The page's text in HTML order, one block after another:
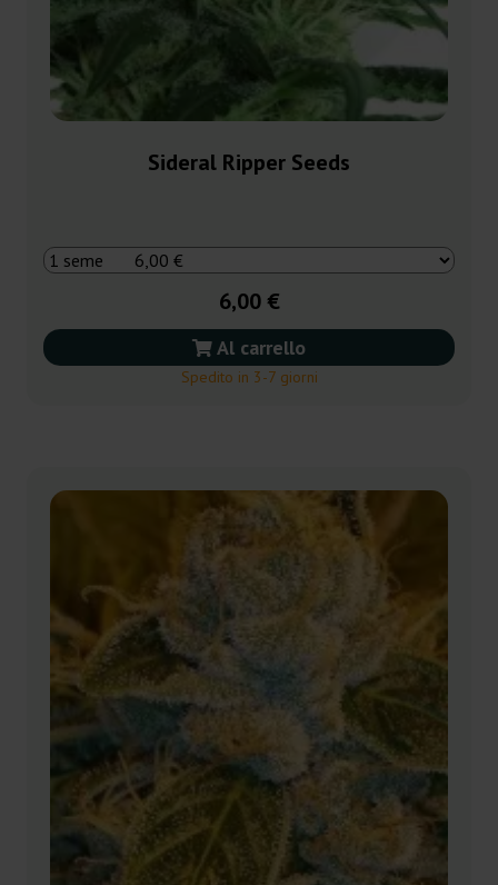
Sideral Ripper Seeds
6,00 €
Al carrello
Spedito in 3-7 giorni